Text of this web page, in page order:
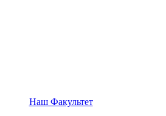
Наш Факультет